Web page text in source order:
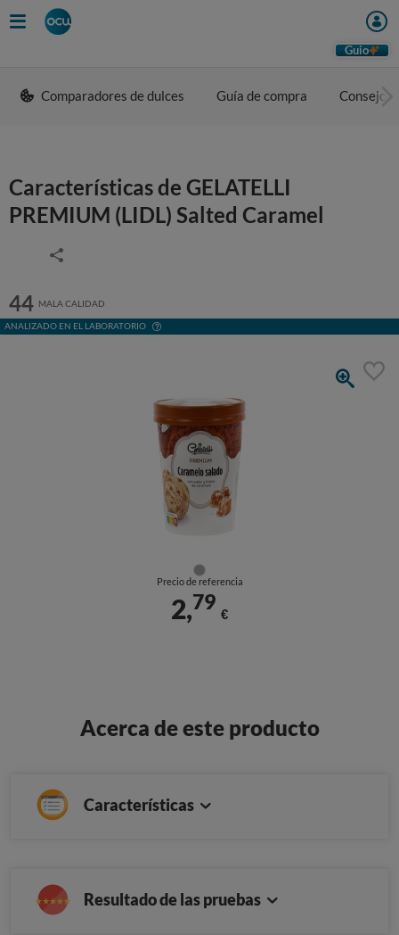
Guio
Comparadores de dulces Guía de compra Consejos
Características de GELATELLI
PREMIUM (LIDL) Salted Caramel
44 MALA CALIDAD
ANALIZADO EN EL LABORATORIO
Precio de referencia
2,79
€
Acerca de este producto
Características
Resultado de las pruebas